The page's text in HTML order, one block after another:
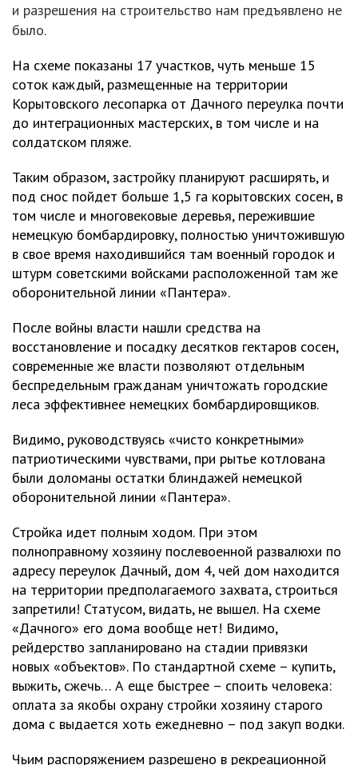
и разрешения на строительство нам предъявлено не
было.
На схеме показаны 17 участков, чуть меньше 15
соток каждый, размещенные на территории
Корытовского лесопарка от Дачного переулка почти
до интеграционных мастерских, в том числе и на
солдатском пляже.
Таким образом, застройку планируют расширять, и
под снос пойдет больше 1,5 га корытовских сосен, в
том числе и многовековые деревья, пережившие
немецкую бомбардировку, полностью уничтожившую
в свое время находившийся там военный городок и
штурм советскими войсками расположенной там же
оборонительной линии «Пантера».
После войны власти нашли средства на
восстановление и посадку десятков гектаров сосен,
современные же власти позволяют отдельным
беспредельным гражданам уничтожать городские
леса эффективнее немецких бомбардировщиков.
Видимо, руководствуясь «чисто конкретными»
патриотическими чувствами, при рытье котлована
были доломаны остатки блиндажей немецкой
оборонительной линии «Пантера».
Стройка идет полным ходом. При этом
полноправному хозяину послевоенной развалюхи по
адресу переулок Дачный, дом 4, чей дом находится
на территории предполагаемого захвата, строиться
запретили! Статусом, видать, не вышел. На схеме
«Дачного» его дома вообще нет! Видимо,
рейдерство запланировано на стадии привязки
новых «объектов». По стандартной схеме – купить,
выжить, сжечь… А еще быстрее – споить человека:
оплата за якобы охрану стройки хозяину старого
дома с выдается хоть ежедневно – под закуп водки.
Чьим распоряжением разрешено в рекреационной